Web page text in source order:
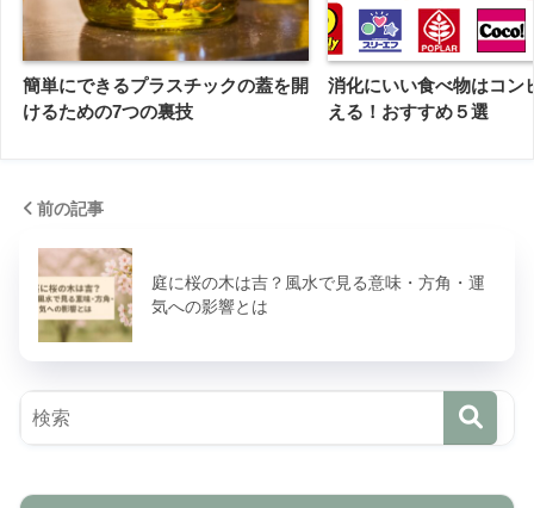
簡単にできるプラスチックの蓋を開
けるための7つの裏技
消化にいい食べ物はコン
える！おすすめ５選
前の記事
庭に桜の木は吉？風水で見る意味・方角・運
気への影響とは